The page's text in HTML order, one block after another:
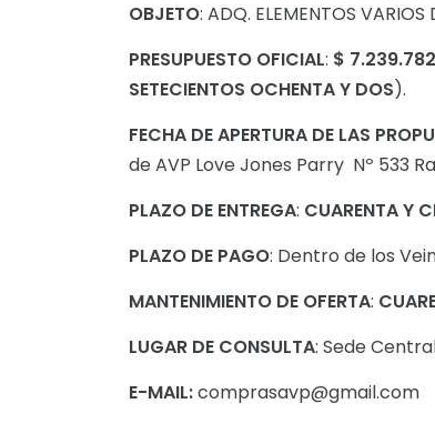
OBJETO: ADQ. ELEMENTOS VARIOS
PRESUPUESTO OFICIAL: $
SETECIENTOS OCHENTA Y DOS).
FECHA DE APERTURA DE LAS
de AVP Love Jones Parry Nº 533
PLAZO DE ENTREGA: CUARENTA Y
PLAZO DE PAGO: Dentro de los
MANTENIMIENTO DE OFERTA:
LUGAR DE CONSULTA: Sede
E-MAIL:comprasavp@gmail.com